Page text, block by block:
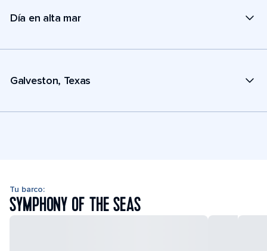
Día en alta mar
Galveston, Texas
Tu barco:
SYMPHONY OF THE SEAS